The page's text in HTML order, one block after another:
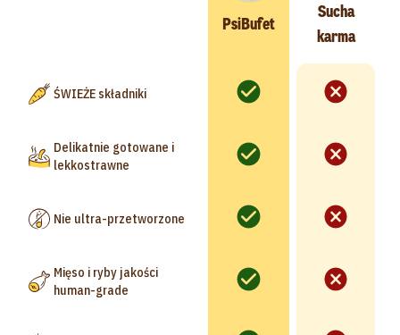
PsiBufet
Sucha
karma
ŚWIEŻE składniki
Delikatnie gotowane i
lekkostrawne
Nie ultra-przetworzone
Mięso i ryby jakości
human-grade